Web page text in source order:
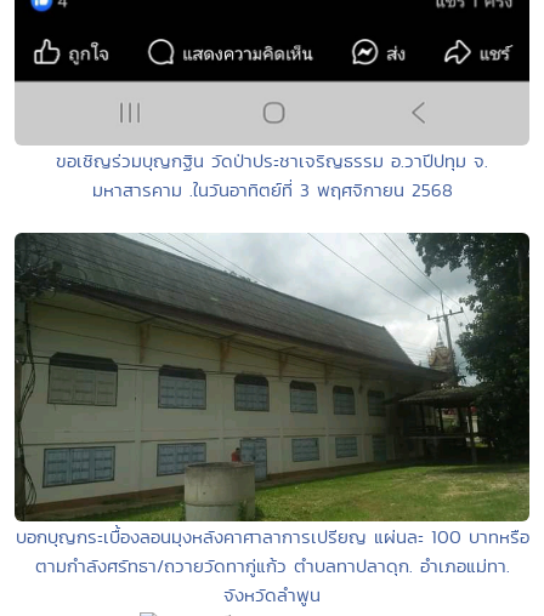
ขอเชิญร่วมบุญกฐิน วัดป่าประชาเจริญธรรม อ.วาปีปทุม จ.
มหาสารคาม .ในวันอาทิตย์ที่ 3 พฤศจิกายน 2568
บอกบุญกระเบื้องลอนมุงหลังคาศาลาการเปรียญ แผ่นละ 100 บาทหรือ
ตามกำลังศรัทธา/ถวายวัดทากู่แก้ว ตำบลทาปลาดุก. อำเภอแม่ทา.
จังหวัดลำพูน